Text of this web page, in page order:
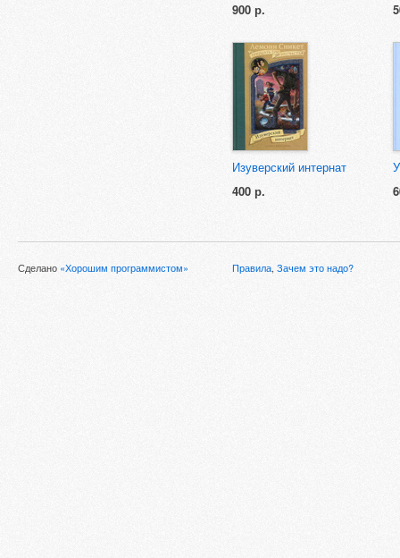
900 р.
Изуверский интернат
400 р.
Сделано «Хорошим программистом» Правила, Зачем это надо?